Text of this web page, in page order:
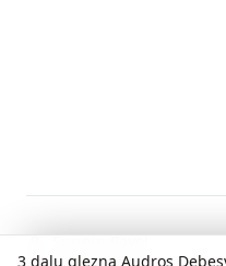
3 dalu glezna Audros
Surinin Pavel